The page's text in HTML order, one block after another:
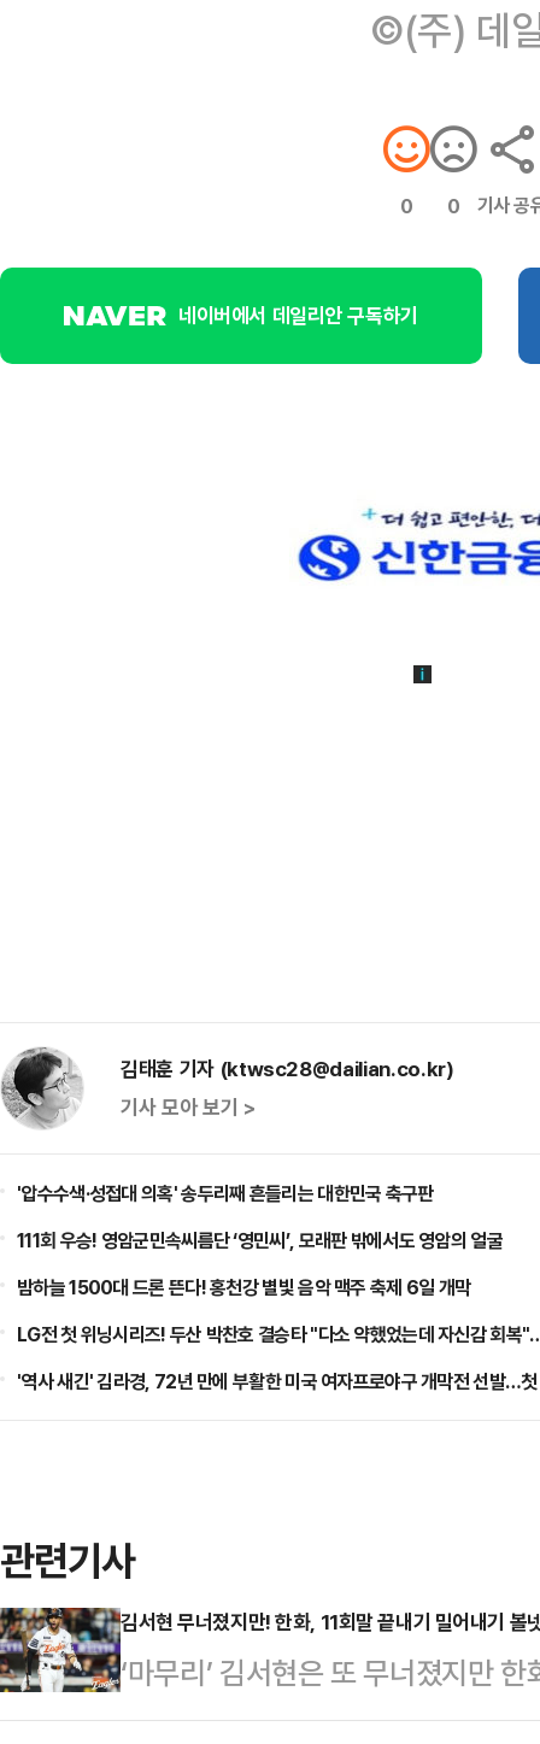
©(주) 데
0 0 기사 공
네이버에서 데일리안 구독하기
김태훈 기자 (ktwsc28@dailian.co.kr)
기사 모아 보기 >
'압수수색·성접대 의혹' 송두리째 흔들리는 대한민국 축구판
111회 우승! 영암군민속씨름단 ‘영민씨’, 모래판 밖에서도 영암의 얼굴
밤하늘 1500대 드론 뜬다! 홍천강 별빛 음악 맥주 축제 6일 개막
LG전 첫 위닝시리즈! 두산 박찬호 결승타 "다소 약했었는데 자신감 회복
'역사 새긴' 김라경, 72년 만에 부활한 미국 여자프로야구 개막전 선발…
관련기사
김서현 무너졌지만! 한화, 11회말 끝내기 밀어내기
‘마무리’ 김서현은 또 무너졌지만
14일 대전 한화생명볼파크에서 펼